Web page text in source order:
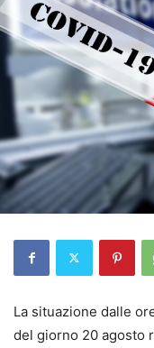
La situazione dalle
del giorno 20 agosto